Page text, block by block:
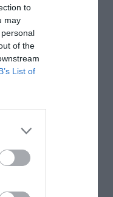
to
may
of the
List of